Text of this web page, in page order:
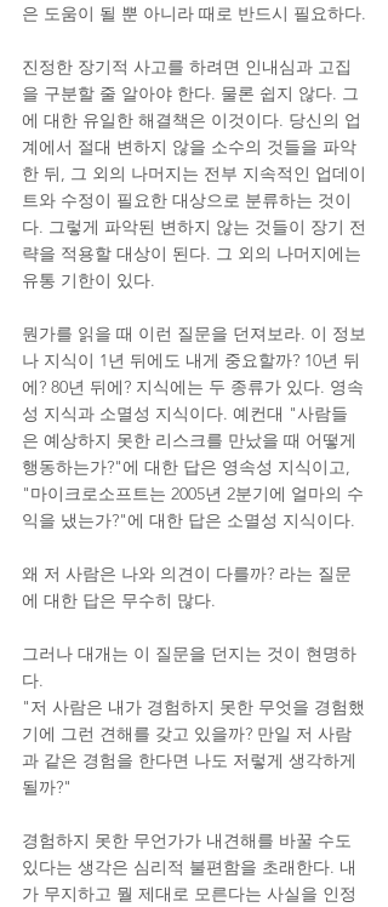
은 도움이 될 뿐 아니라 때로 반드시 필요하다.
진정한 장기적 사고를 하려면 인내심과 고집
을 구분할 줄 알아야 한다. 물론 쉽지 않다. 그
에 대한 유일한 해결책은 이것이다. 당신의 업
계에서 절대 변하지 않을 소수의 것들을 파악
한 뒤, 그 외의 나머지는 전부 지속적인 업데이
트와 수정이 필요한 대상으로 분류하는 것이
다. 그렇게 파악된 변하지 않는 것들이 장기 전
략을 적용할 대상이 된다. 그 외의 나머지에는
유통 기한이 있다.
뭔가를 읽을 때 이런 질문을 던져보라. 이 정보
나 지식이 1년 뒤에도 내게 중요할까? 10년 뒤
에? 80년 뒤에? 지식에는 두 종류가 있다. 영속
성 지식과 소멸성 지식이다. 예컨대 "사람들
은 예상하지 못한 리스크를 만났을 때 어떻게
행동하는가?"에 대한 답은 영속성 지식이고,
"마이크로소프트는 2005년 2분기에 얼마의 수
익을 냈는가?"에 대한 답은 소멸성 지식이다.
왜 저 사람은 나와 의견이 다를까? 라는 질문
에 대한 답은 무수히 많다.
그러나 대개는 이 질문을 던지는 것이 현명하
다.
"저 사람은 내가 경험하지 못한 무엇을 경험했
기에 그런 견해를 갖고 있을까? 만일 저 사람
과 같은 경험을 한다면 나도 저렇게 생각하게
될까?"
경험하지 못한 무언가가 내견해를 바꿀 수도
있다는 생각은 심리적 불편함을 초래한다. 내
가 무지하고 뭘 제대로 모른다는 사실을 인정